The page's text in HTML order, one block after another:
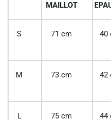
MAILLOT
S 71 cm 40
M 73 cm 42
L 75 cm 44